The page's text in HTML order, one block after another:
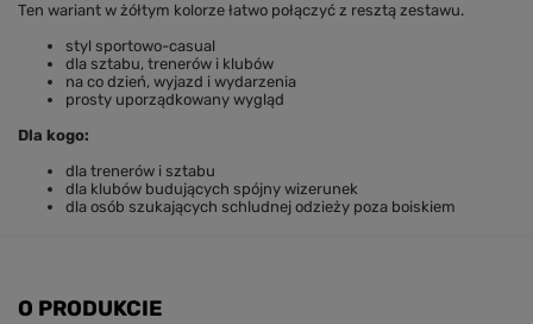
Ten wariant w żółtym kolorze łatwo połączyć z resztą zestawu.
styl sportowo-casual
dla sztabu, trenerów i klubów
na co dzień, wyjazd i wydarzenia
prosty uporządkowany wygląd
Dla kogo:
dla trenerów i sztabu
dla klubów budujących spójny wizerunek
dla osób szukających schludnej odzieży poza boiskiem
O PRODUKCIE